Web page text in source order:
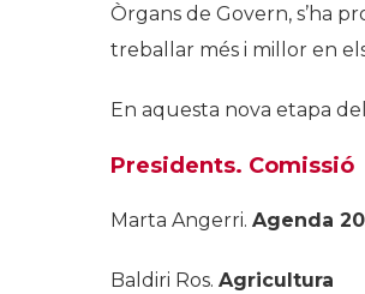
Òrgans de Govern, s’ha
treballar més i millor en
En aquesta nova etapa
Presidents. Comissió
Marta Angerri. Agenda
Baldiri Ros. Agricultura